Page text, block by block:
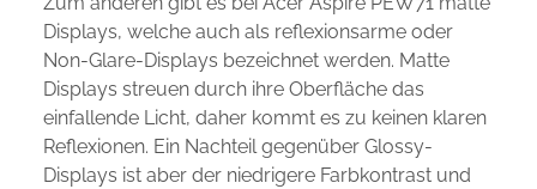
Displays, welche auch als reflexionsarme oder
Non-Glare-Displays bezeichnet werden. Matte
Displays streuen durch ihre Oberfläche das
einfallende Licht, daher kommt es zu keinen klaren
Reflexionen. Ein Nachteil gegenüber Glossy-
Displays ist aber der niedrigere Farbkontrast und